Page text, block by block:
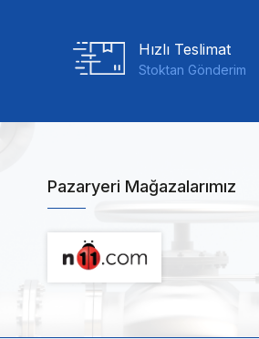
Hızlı Teslimat
Stoktan Gönderim
Pazaryeri Mağazalarımız